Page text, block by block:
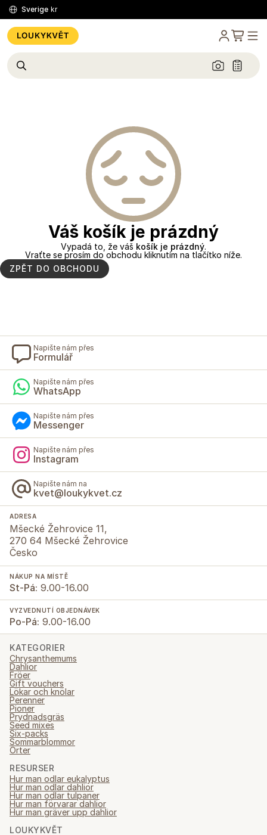
Sverige kr
Váš košík je prázdný
Vypadá to, že váš košík je prázdný.
Vraťte se prosím do obchodu kliknutím na tlačítko níže.
ZPĚT DO OBCHODU
Napište nám přes
Formulář
Napište nám přes
WhatsApp
Napište nám přes
Messenger
Napište nám přes
Instagram
Napište nám na
kvet@loukykvet.cz
ADRESA
Mšecké Žehrovice 11,
270 64 Mšecké Žehrovice
Česko
NÁKUP NA MÍSTĚ
St-Pá: 9.00-16.00
VYZVEDNUTÍ OBJEDNÁVEK
Po-Pá: 9.00-16.00
KATEGORIER
Chrysanthemums
Dahlior
Fröer
Gift vouchers
Lökar och knölar
Perenner
Pioner
Prydnadsgräs
Seed mixes
Six-packs
Sommarblommor
Örter
RESURSER
Hur man odlar eukalyptus
Hur man odlar dahlior
Hur man odlar tulpaner
Hur man förvarar dahlior
Hur man gräver upp dahlior
LOUKYKVĚT